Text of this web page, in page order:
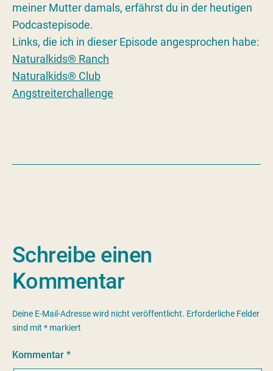
meiner Mutter damals, erfährst du in der heutigen
Podcastepisode.
Links, die ich in dieser Episode angesprochen habe:
Naturalkids® Ranch
Naturalkids® Club
Angstreiterchallenge
Schreibe einen
Kommentar
Deine E-Mail-Adresse wird nicht veröffentlicht. Erforderliche Felder
sind mit * markiert
Kommentar *